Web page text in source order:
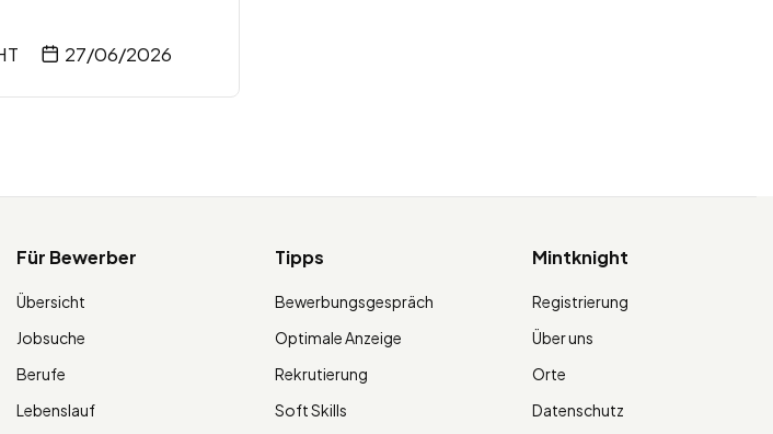
27/06/2026
Für Bewerber
Übersicht
Jobsuche
Berufe
Lebenslauf
Tipps
Bewerbungsgespräch
Optimale Anzeige
Rekrutierung
Soft Skills
Mintknight
Registrierung
Über uns
Orte
Datenschutz